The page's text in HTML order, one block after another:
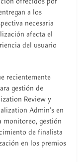
a los
necesaria
afecta el
del usuario
recientemente
gestión de
Review y
Admin's en
monitoreo, gestión
de finalista
en los premios